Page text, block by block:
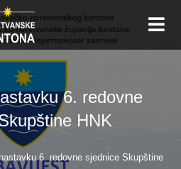
6. redovne
HNK
6. redovne sjednice Skupštine